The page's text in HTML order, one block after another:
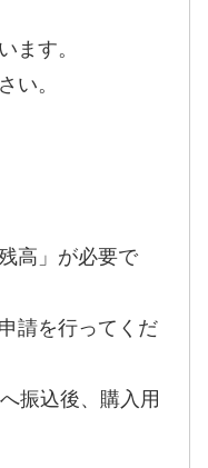
ます。
い。
高」が必要で
請を行ってくだ
振込後、購入用